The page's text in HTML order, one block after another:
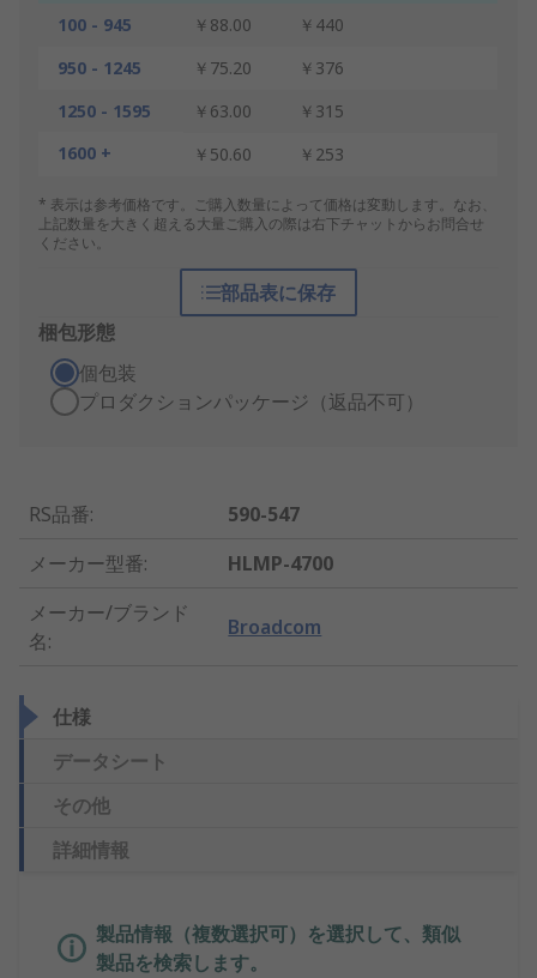
100 - 945
￥88.00
￥440
950 - 1245
￥75.20
￥376
1250 - 1595
￥63.00
￥315
1600 +
￥50.60 ￥253
* 表示は参考価格です。ご購入数量によって価格は変動します。なお、
上記数量を大きく超える大量ご購入の際は右下チャットからお問合せ
ください。
部品表に保存
梱包形態
個包装
プロダクションパッケージ（返品不可）
RS品番:
590-547
メーカー型番:
HLMP-4700
メーカー/ブランド
名:
Broadcom
仕様
データシート
その他
詳細情報
製品情報（複数選択可）を選択して、類似
製品を検索します。